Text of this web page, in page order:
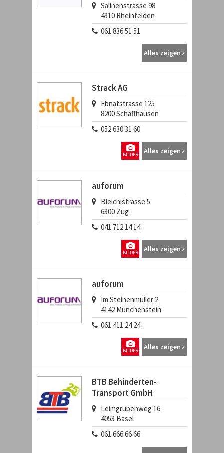
Salinenstrasse 98
4310 Rheinfelden
061 836 51 51
Alles zeigen
Strack AG
Ebnatstrasse 125
8200Schaffhausen
052 630 31 60
Alles zeigen
BILDER
auforum
Bleichistrasse 5
6300 Zug
041 712 14 14
Alles zeigen
BILDER
auforum
Im Steinenmüller 2
4142 Münchenstein
061 411 24 24
Alles zeigen
BILDER
BTB Behinderten-
Transport GmbH
Leimgrubenweg 16
4053 Basel
061 666 66 66